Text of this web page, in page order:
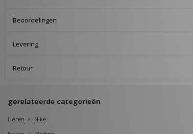
Beoordelingen
Levering
Retour
gerelateerde categorieën
Heren
Nike